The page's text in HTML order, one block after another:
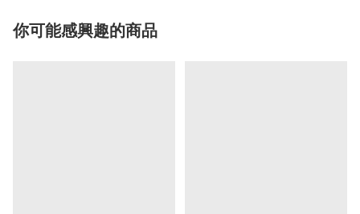
你可能感興趣的商品